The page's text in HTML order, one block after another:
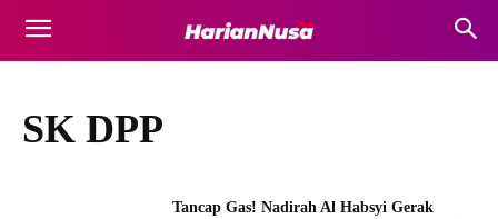
SK DPP
Tancap Gas! Nadirah Al Habsyi Gerak